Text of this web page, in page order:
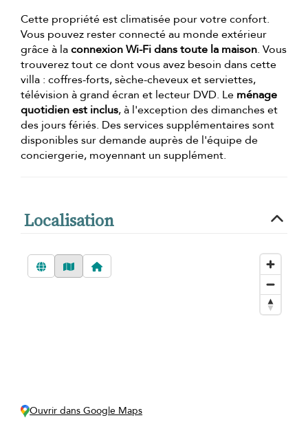
Cette propriété est climatisée pour votre confort.
Vous pouvez rester connecté au monde extérieur
grâce à laconnexion Wi-Fi dans toute la maison. Vous
trouverez tout ce dont vous avez besoin dans cette
villa : coffres-forts, sèche-cheveux et serviettes,
télévision à grand écran et lecteur DVD. Le ménage
quotidien est inclus, à l'exception des dimanches et
des jours fériés. Des services supplémentaires sont
disponibles sur demande auprès de l'équipe de
conciergerie, moyennant un supplément.
Localisation
Ouvrir dans Google Maps